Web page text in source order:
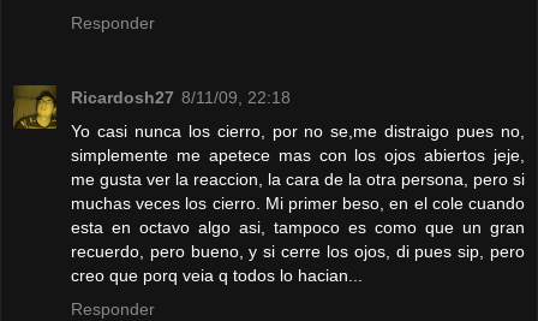
Responder
Ricardosh27 8/11/09, 22:18
Yo casi nunca los cierro, por no se,me distraigo pues no,
simplemente me apetece mas con los ojos abiertos jeje,
me gusta ver la reaccion, la cara de la otra persona, pero si
muchas veces los cierro. Mi primer beso, en el cole cuando
esta en octavo algo asi, tampoco es como que un gran
recuerdo, pero bueno, y si cerre los ojos, di pues sip, pero
creo que porq veia q todos lo hacian...
Responder